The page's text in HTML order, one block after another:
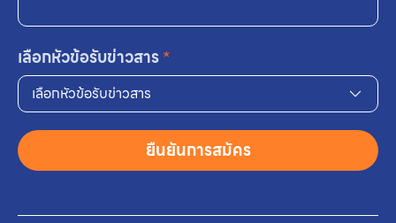
เลือกหัวข้อรับข่าวสาร*
เลือกหัวข้อรับข่าวสาร
ยืนยันการสมัคร